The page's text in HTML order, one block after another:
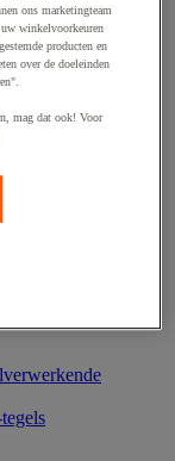
ons marketingteam
uw winkelvoorkeuren
producten en
over de doeleinden
mag dat ook! Voor